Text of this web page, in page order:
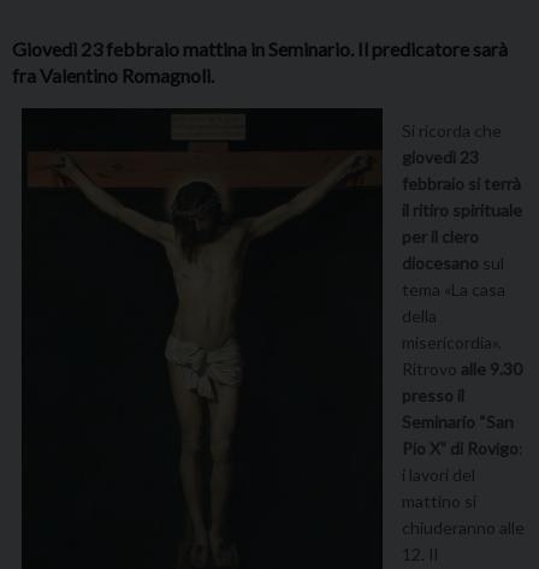
Giovedì 23 febbraio mattina in Seminario. Il predicatore sarà
fra Valentino Romagnoli.
Si ricorda che
giovedì 23
febbraio si terrà
il ritiro spirituale
per il clero
diocesano sul
tema «La casa
della
misericordia».
Ritrovo alle 9.30
presso il
Seminario “San
Pio X” di Rovigo:
i lavori del
mattino si
chiuderanno alle
12. Il